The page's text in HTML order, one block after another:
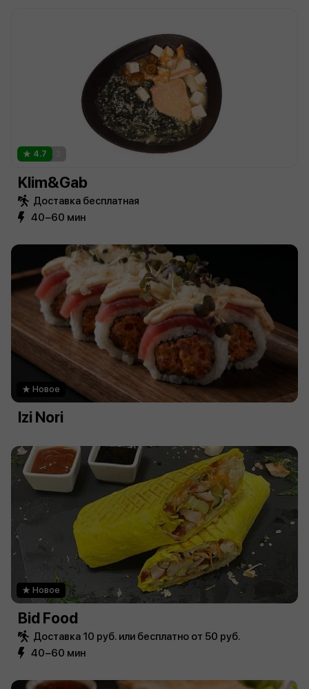
4.7
Klim&Gab
Доставка бесплатная
40−60 мин
Новое
Izi Nori
Новое
Bid Food
Доставка 10 руб. или бесплатно от 50 руб.
40−60 мин